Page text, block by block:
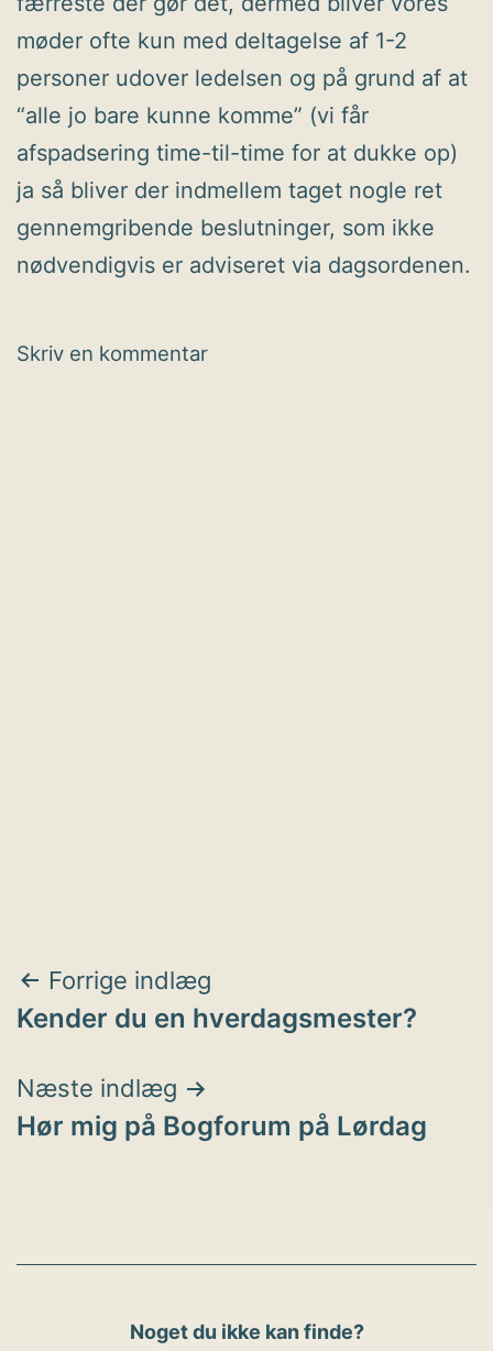
møder ofte kun med deltagelse af 1-2
personer udover ledelsen og på grund af at
“alle jo bare kunne komme” (vi får
afspadsering time-til-time for at dukke op)
ja så bliver der indmellem taget nogle ret
gennemgribende beslutninger, som ikke
nødvendigvis er adviseret via dagsordenen.
Skriv en kommentar
Indlægsnavigation
Forrige indlæg
Kender du en hverdagsmester?
Næste indlæg
Hør mig på Bogforum på Lørdag
Noget du ikke kan finde?